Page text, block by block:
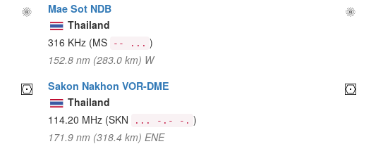
Mae Sot NDB
Thailand
316 KHz (MS -- ... )
152.8 nm (283.0 km) W
Sakon Nakhon VOR-DME
Thailand
114.20 MHz (SKN ... -.- -. )
171.9 nm (318.4 km) ENE